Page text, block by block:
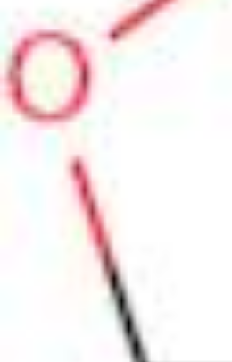
Estándares fisicoquímicos
Estándares electroquímicos
Estandares inorgánicos
Estandares analíticos orgánicos